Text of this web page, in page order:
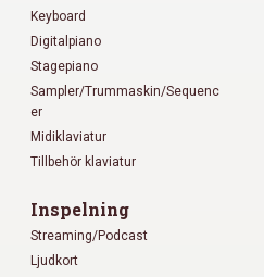
Keyboard
Digitalpiano
Stagepiano
Sampler/Trummaskin/Sequenc
er
Midiklaviatur
Tillbehör klaviatur
Inspelning
Streaming/Podcast
Ljudkort